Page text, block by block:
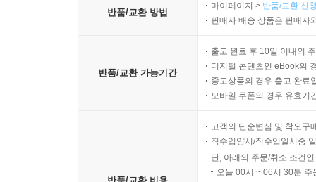
반품/교환 방법
마이페이지 > 반품/교환 신
판매자 배송 상품은 판매자
반품/교환 가능기간
출고 완료 후 10일 이내의
디지털 콘텐츠인 eBook의
중고상품의 경우 출고 완료
모바일 쿠폰의 경우 유효기
고객의 단순변심 및 착오구
직수입양서/직수입일서중
단, 아래의 주문/취소 조건
오늘 00시 ~ 06시 30분